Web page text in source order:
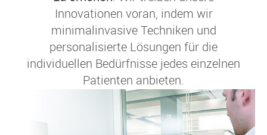
Innovationen voran, indem wir
minimalinvasive Techniken und
personalisierte Lösungen für die
individuellen Bedürfnisse jedes einzelnen
Patienten anbieten.